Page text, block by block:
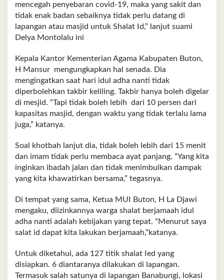
mencegah penyebaran covid-19, maka yang sakit dan
tidak enak badan sebaiknya tidak perlu datang di
lapangan atau masjid untuk Shalat Id,” lanjut suami
Delya Montolalu ini
Kepala Kantor Kementerian Agama Kabupaten Buton,
H Mansur mengungkapkan hal senada. Dia
mengingatkan saat hari idul adha nanti tidak
diperbolehkan takbir keliling. Takbir hanya boleh digelar
di mesjid. “Tapi tidak boleh lebih dari 10 persen dari
kapasitas masjid, dengan waktu yang tidak terlalu lama
juga,” katanya.
Soal khotbah lanjut dia, tidak boleh lebih dari 15 menit
dan imam tidak perlu membaca ayat panjang. “Yang kita
inginkan ibadah jalan dan tidak menimbulkan dampak
yang kita khawatirkan bersama,” tegasnya.
Di tempat yang sama, Ketua MUI Buton, H La Djawi
mengaku, diizinkannya warga shalat berjamaah idul
adha nanti adalah kebijakan yang tepat. “Menurut saya
salat id dapat kita lakukan berjamaah,”katanya.
Untuk diketahui, ada 127 titik shalat Ied yang
disiapkan. 6 diantaranya dilakukan di lapangan.
Termasuk salah satunya di lapangan Banabungi, lokasi